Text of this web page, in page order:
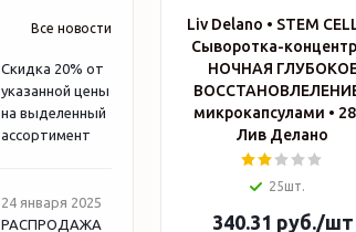
Все новости
Скидка 20% от
указанной цены
на выделенный
ассортимент
24 января 2025
РАСПРОДАЖА
Liv Delano • STEM
Сыворотка-
НОЧНАЯ
микрокапсулами •
Лив Делано
25шт.
340.31 руб./шт